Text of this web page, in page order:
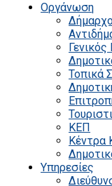
Οργάνωση
Τοπικά
ΚΕΠ
Κέντρα
Υπηρεσίες